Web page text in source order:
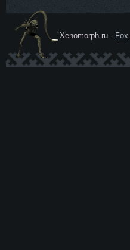
Ксеномо
Xenomorph.ru - Fox